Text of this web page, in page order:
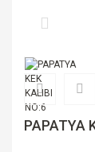
PAPATYA